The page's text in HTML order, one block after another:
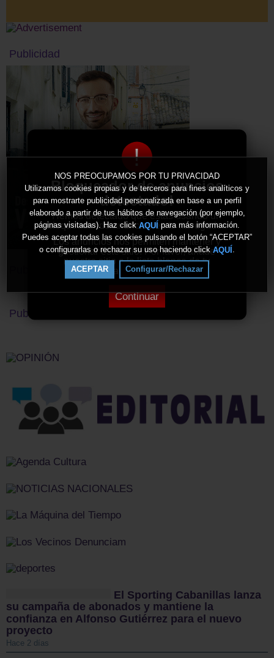
!
Bloqueador de anuncios
detectado!
Hemos detectado que estás usando un
bloqueador de anuncios en tu navegador.
Los anuncios nos permiten mantener y
gestionar este sitio. Por favor, añade
nuestro sitio a la lista blanca de tu
bloqueador de anuncios.
Continuar
NOS PREOCUPAMOS POR TU PRIVACIDAD
Utilizamos cookies propias y de terceros para fines analíticos y
para mostrarte publicidad personalizada en base a un perfil
elaborado a partir de tus hábitos de navegación (por ejemplo,
páginas visitadas). Haz click AQUÍ para más información.
Puedes aceptar todas las cookies pulsando el botón “ACEPTAR”
o configurarlas o rechazar su uso haciendo click AQUÍ .
ACEPTAR Configurar/Rechazar
Publicidad
Publicidad
El Sporting Cabanillas lanza
su campaña de abonados y mantiene la
confianza en Alfonso Gutiérrez para el nuevo
proyecto
Hace 2 días